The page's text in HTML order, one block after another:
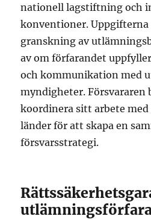
nationell lagstiftning och
konventioner.
granskning av
av om förfarandet
och kommunikation med
myndigheter. Försvararen
koordinera sitt arbete
länder för att skapa en
försvarsstrategi.